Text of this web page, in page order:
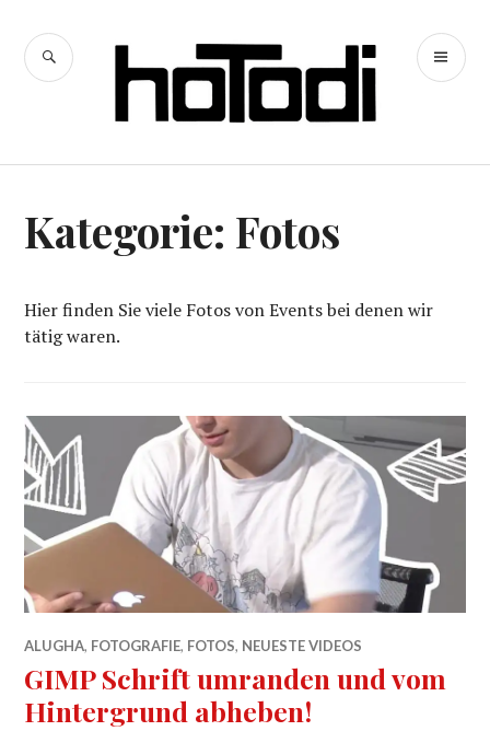
Inhalt
springen
hoTodi
SUCHE
Kategorie: Fotos
Hier finden Sie viele Fotos von Events bei denen wir
tätig waren.
ALUGHA, FOTOGRAFIE, FOTOS, NEUESTE VIDEOS
GIMP Schrift umranden und vom
Hintergrund abheben!